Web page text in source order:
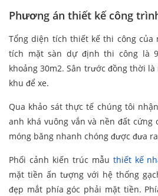
Phương án thiết kế công
Tổng diện tích thiết kế thi công của
tích mặt sàn dự định thi công là
khoảng 30m2. Sân trước đồng thời
khu để xe.
Qua khảo sát thực tế chúng tôi
anh khá vuông vắn và nền đất cứng
móng băng nhanh chóng được đưa
Phối cảnh kiến trúc mẫu thiết kế
mặt tiền ấn tượng với hệ thống
đẹp mắt phía góc phải mặt tiền.